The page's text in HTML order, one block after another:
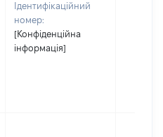
Ідентифікаційний
номер:
[Конфіденційна
інформація]